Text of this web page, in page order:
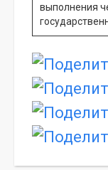
выполнения